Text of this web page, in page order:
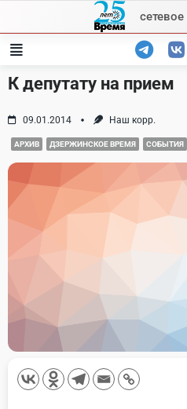
content
К депутату на прием
09.01.2014 Наш корр.
АРХИВ ДЗЕРЖИНСКОЕ ВРЕМЯ СОБЫТИЯ